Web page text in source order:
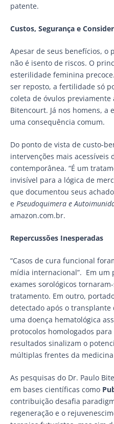
patente.
Custos, Segurança e
Apesar de seus benefícios, o
não é isento de riscos. O
esterilidade feminina
ser reposto, a fertilidade só
coleta de óvulos previamente
Bitencourt. Já nos homens, a
uma consequência comum.
Do ponto de vista de custo-
intervenções mais acessíveis
contemporânea. “É um
invisível para a lógica de
que documentou seus
e Pseudoquimera e
amazon.com.br.
Repercussões Inesperadas
“Casos de cura funcional
mídia internacional”. Em um
exames sorológicos
tratamento. Em outro,
detectado após o
uma doença hematológica
protocolos homologados
resultados sinalizam o
múltiplas frentes da
As pesquisas do Dr. Paulo
em bases científicas como
contribuição desafia
regeneração e o